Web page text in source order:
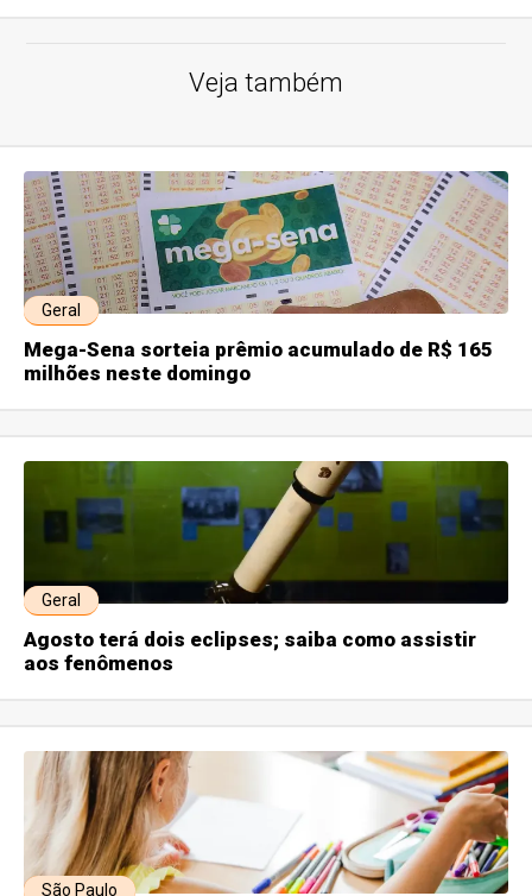
Veja também
Geral
Mega-Sena sorteia prêmio acumulado de R$ 165
milhões neste domingo
Geral
Agosto terá dois eclipses; saiba como assistir
aos fenômenos
São Paulo